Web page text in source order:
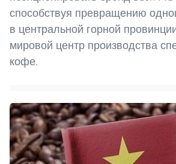
способствуя превращению
в центральной горной
мировой центр производства
кофе.